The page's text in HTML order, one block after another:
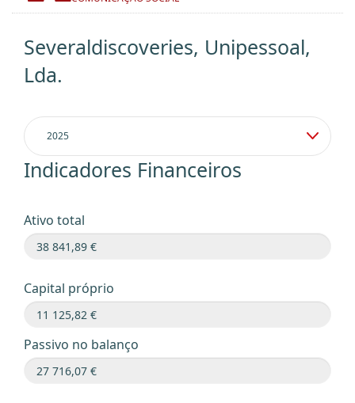
Severaldiscoveries, Unipessoal,
Lda.
Indicadores Financeiros
Ativo total
Capital próprio
Passivo no balanço